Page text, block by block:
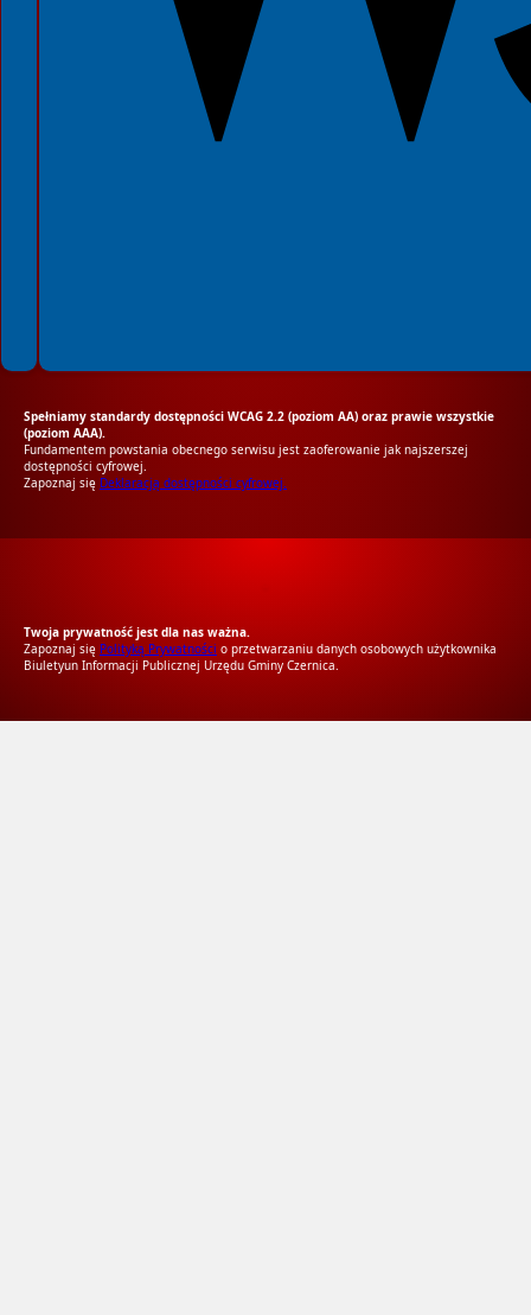
Spełniamy standardy dostępności WCAG 2.2 (poziom AA) oraz prawie wszystkie
(poziom AAA).
Fundamentem powstania obecnego serwisu jest zaoferowanie jak najszerszej
dostępności cyfrowej.
Zapoznaj się Deklaracją dostępności cyfrowej.
Twoja prywatność jest dla nas ważna.
Zapoznaj się Polityką Prywatności o przetwarzaniu danych osobowych użytkownika
Biuletyun Informacji Publicznej Urzędu Gminy Czernica.